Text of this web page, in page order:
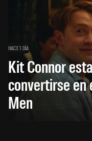
HACE 1 DÍA
Kit Connor
convertirse en
Men